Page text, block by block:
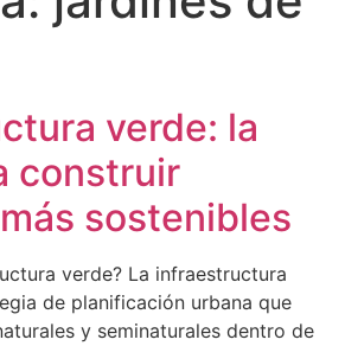
verde: la
construir
sostenibles
verde? La infraestructura
de planificación urbana que
y seminaturales dentro de